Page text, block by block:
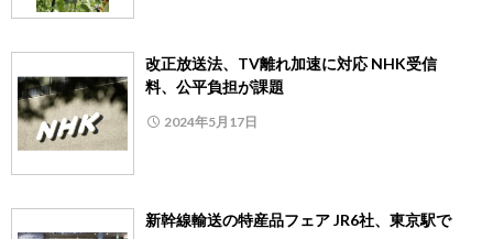
改正放送法、TV離れ加速に対応 NHK受信
料、公平負担が課題
2024年5月17日
新幹線輸送の特産品フェア JR6社、東京駅で